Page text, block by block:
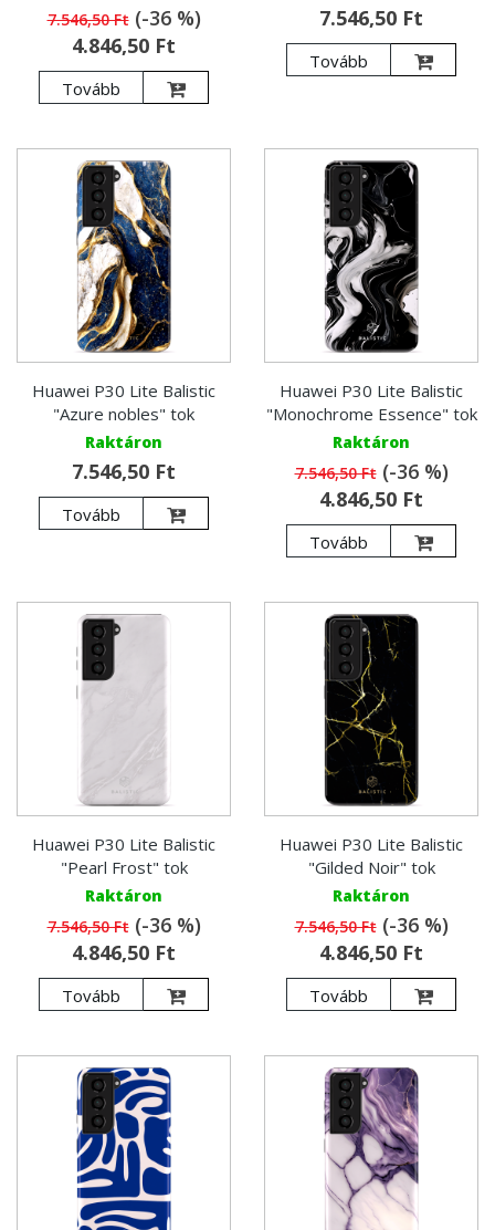
7.546,50 Ft(-36 %)
4.846,50 Ft
Tovább
7.546,50 Ft
Tovább
Huawei P30 Lite Balistic
"Azure nobles" tok
Raktáron
7.546,50 Ft
Tovább
Huawei P30 Lite Balistic
"Monochrome Essence" tok
Raktáron
7.546,50 Ft(-36 %)
4.846,50 Ft
Tovább
Huawei P30 Lite Balistic
"Pearl Frost" tok
Raktáron
7.546,50 Ft(-36 %)
4.846,50 Ft
Tovább
Huawei P30 Lite Balistic
"Gilded Noir" tok
Raktáron
7.546,50 Ft(-36 %)
4.846,50 Ft
Tovább